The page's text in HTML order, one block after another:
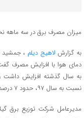
میزان مصرف برق در سه ماهه نخست
به گزارش لاهیج دیلم ، جمشید
نسبت به سال ۹۷، حدود ۷ درصد افزایش یافت.
مدیرعامل شرکت توزیع برق